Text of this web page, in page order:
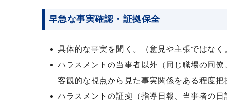
早急な事実確認・証拠保全
具体的な事実を聞く。（意見や主張ではなく
ハラスメントの当事者以外（同じ職場の同
客観的な視点から見た事実関係をある程度
ハラスメントの証拠（指導日報、当事者の